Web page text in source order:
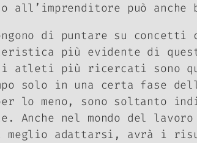
può anche
di puntare su concetti
più evidente di
atleti più ricercati sono
solo in una certa fase
lo meno, sono soltanto
Anche nel mondo del
meglio adattarsi, avrà i